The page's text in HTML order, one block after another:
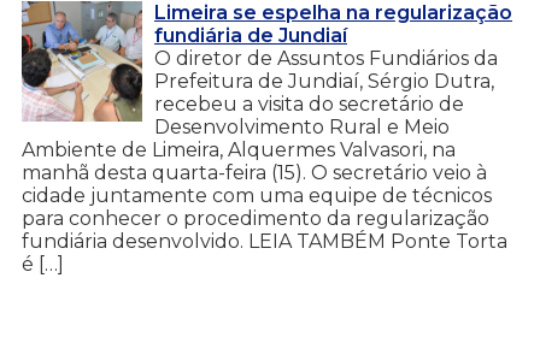
Limeira se espelha na regularização
fundiária de Jundiaí
O diretor de Assuntos Fundiários da
Prefeitura de Jundiaí, Sérgio Dutra,
recebeu a visita do secretário de
Desenvolvimento Rural e Meio
Ambiente de Limeira, Alquermes Valvasori, na
manhã desta quarta-feira (15). O secretário veio à
cidade juntamente com uma equipe de técnicos
para conhecer o procedimento da regularização
fundiária desenvolvido. LEIA TAMBÉM Ponte Torta
é […]